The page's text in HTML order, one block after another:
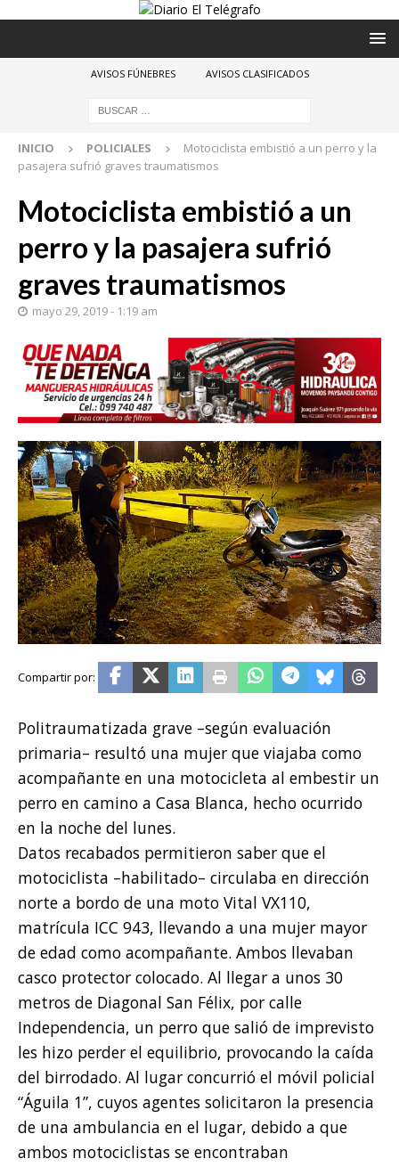
AVISOS FÚNEBRES AVISOS CLASIFICADOS
INICIO POLICIALES
Motociclista embistió a un perro y la
pasajera sufrió graves traumatismos
Motociclista embistió a un
perro y la pasajera sufrió
graves traumatismos
mayo 29, 2019 - 1:19 am
Politraumatizada grave –según evaluación
primaria– resultó una mujer que viajaba como
acompañante en una motocicleta al embestir un
perro en camino a Casa Blanca, hecho ocurrido
en la noche del lunes.
Datos recabados permitieron saber que el
motociclista –habilitado– circulaba en dirección
norte a bordo de una moto Vital VX110,
matrícula ICC 943, llevando a una mujer mayor
de edad como acompañante. Ambos llevaban
casco protector colocado. Al llegar a unos 30
metros de Diagonal San Félix, por calle
Independencia, un perro que salió de imprevisto
les hizo perder el equilibrio, provocando la caída
del birrodado. Al lugar concurrió el móvil policial
“Águila 1”, cuyos agentes solicitaron la presencia
de una ambulancia en el lugar, debido a que
ambos motociclistas se encontraban